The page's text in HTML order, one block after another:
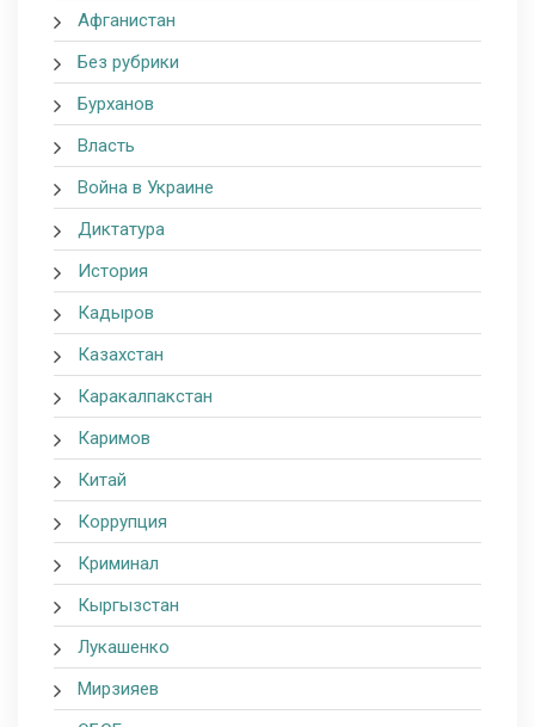
Афганистан
Без рубрики
Бурханов
Власть
Война в Украине
Диктатура
История
Кадыров
Казахстан
Каракалпакстан
Каримов
Китай
Коррупция
Криминал
Кыргызстан
Лукашенко
Мирзияев